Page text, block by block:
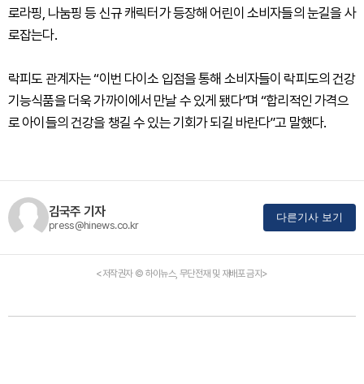
로라핑, 나눔핑 등 신규 캐릭터가 등장해 어린이 소비자들의 눈길을 사
로잡는다.
락피도 관계자는 “이번 다이소 입점을 통해 소비자들이 락피도의 건강
기능식품을 더욱 가까이에서 만날 수 있게 됐다”며 “합리적인 가격으
로 아이들의 건강을 챙길 수 있는 기회가 되길 바란다”고 말했다.
김국주 기자
press@hinews.co.kr
다른기사 보기
<저작권자 © 하이뉴스, 무단전재 및 재배포 금지>